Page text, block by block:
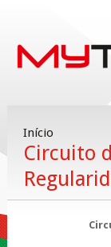
Início
Circuito